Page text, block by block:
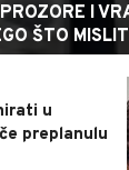
I
ŠTO
u
preplanulu